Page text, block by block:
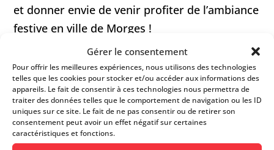
Gérer le consentement
Pour offrir les meilleures expériences, nous utilisons des technologies
telles que les cookies pour stocker et/ou accéder aux informations des
appareils. Le fait de consentir à ces technologies nous permettra de
traiter des données telles que le comportement de navigation ou les ID
uniques sur ce site. Le fait de ne pas consentir ou de retirer son
consentement peut avoir un effet négatif sur certaines
caractéristiques et fonctions.
et donner envie de venir profiter de l’ambiance
festive en ville de Morges !
L’interview est à retrouver surLFM
directement via le lecteur ci-dessous: